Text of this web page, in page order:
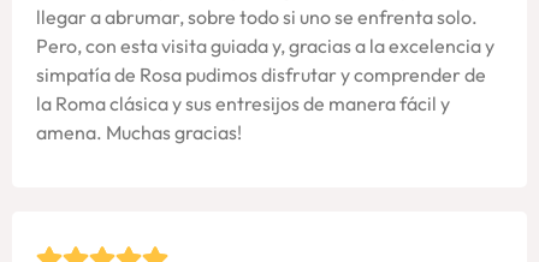
llegar a abrumar, sobre todo si uno se enfrenta solo.
Pero, con esta visita guiada y, gracias a la excelencia y
simpatía de Rosa pudimos disfrutar y comprender de
la Roma clásica y sus entresijos de manera fácil y
amena. Muchas gracias!